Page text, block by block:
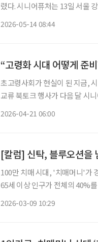
렸다. 시니어퓨처는 13일 서울
2026-05-14 08:44
“고령화 시대 어떻게 준
초고령사회가 현실이 된 지금,
교류 북토크 행사가 다음 달 시
2026-04-21 06:00
[칼럼] 신탁, 블루오션을
100만 치매 시대, '치매머니'가 경제의 뇌관이 된다 한국
65세 이상 인구가 전체의 40%
2026-03-09 10:29